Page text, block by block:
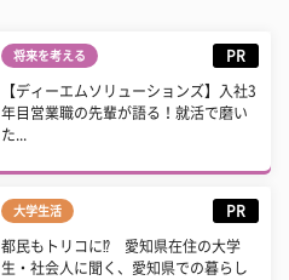
将来を考える PR
【ディーエムソリューションズ】入社3
年目営業職の先輩が語る！就活で磨い
た...
大学生活 PR
都民もトリコに⁉ 愛知県在住の大学
生・社会人に聞く、愛知県での暮らし